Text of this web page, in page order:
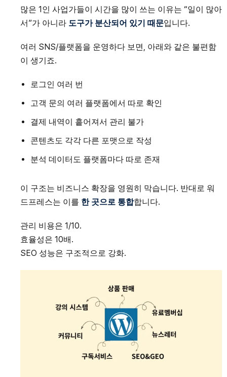
많은 1인 사업가들이 시간을 많이 쓰는 이유는 “일이 많아
서”가 아니라 도구가 분산되어 있기 때문입니다.
여러 SNS/플랫폼을 운영하다 보면, 아래와 같은 불편함
이 생기죠.
로그인 여러 번
고객 문의 여러 플랫폼에서 따로 확인
결제 내역이 흩어져서 관리 불가
콘텐츠도 각각 다른 포맷으로 작성
분석 데이터도 플랫폼마다 따로 존재
이 구조는 비즈니스 확장을 영원히 막습니다. 반대로 워
드프레스는 이를 한 곳으로 통합합니다.
관리 비용은 1/10.
효율성은 10배.
SEO 성능은 구조적으로 강화.